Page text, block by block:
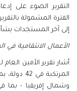
التقرير الضوء على
إلى آخر المستجدات بشأن
الأعمال الانتقامية
وشمال إفريقيا - بما